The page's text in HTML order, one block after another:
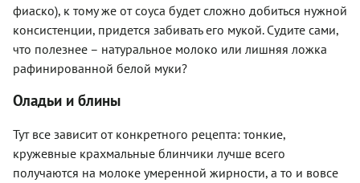
фиаско), к тому же от соуса будет сложно добиться нужной
консистенции, придется забивать его мукой. Судите сами,
что полезнее – натуральное молоко или лишняя ложка
рафинированной белой муки?
Оладьи и блины
Тут все зависит от конкретного рецепта: тонкие,
кружевные крахмальные блинчики лучше всего
получаются на молоке умеренной жирности, а то и вовсе